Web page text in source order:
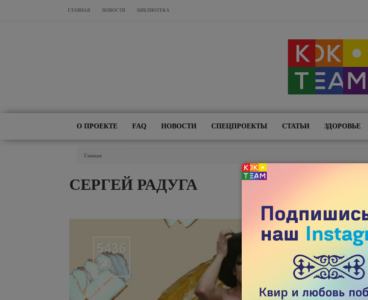
Перейти к основному содержанию
ГЛАВНАЯ НОВОСТИ БИБЛИОТЕКА
О ПРОЕКТЕ FAQ НОВОСТИ СПЕЦПРОЕКТЫ СТАТЬИ ЗДОРОВЬЕ
Главная
СЕРГЕЙ РАДУГА
5436
